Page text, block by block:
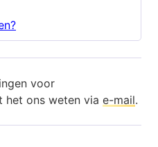
voor
het ons weten via e-mail.